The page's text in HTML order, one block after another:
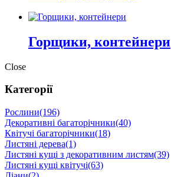
Горщики, контейнери
Close
Категорії
Рослини(196)
Декоративні багаторічники(40)
Квітучі багаторічники(18)
Листяні дерева(1)
Листяні кущі з декоративним листям(39)
Листяні кущі квітучі(63)